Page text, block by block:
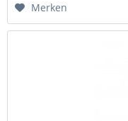
Merken